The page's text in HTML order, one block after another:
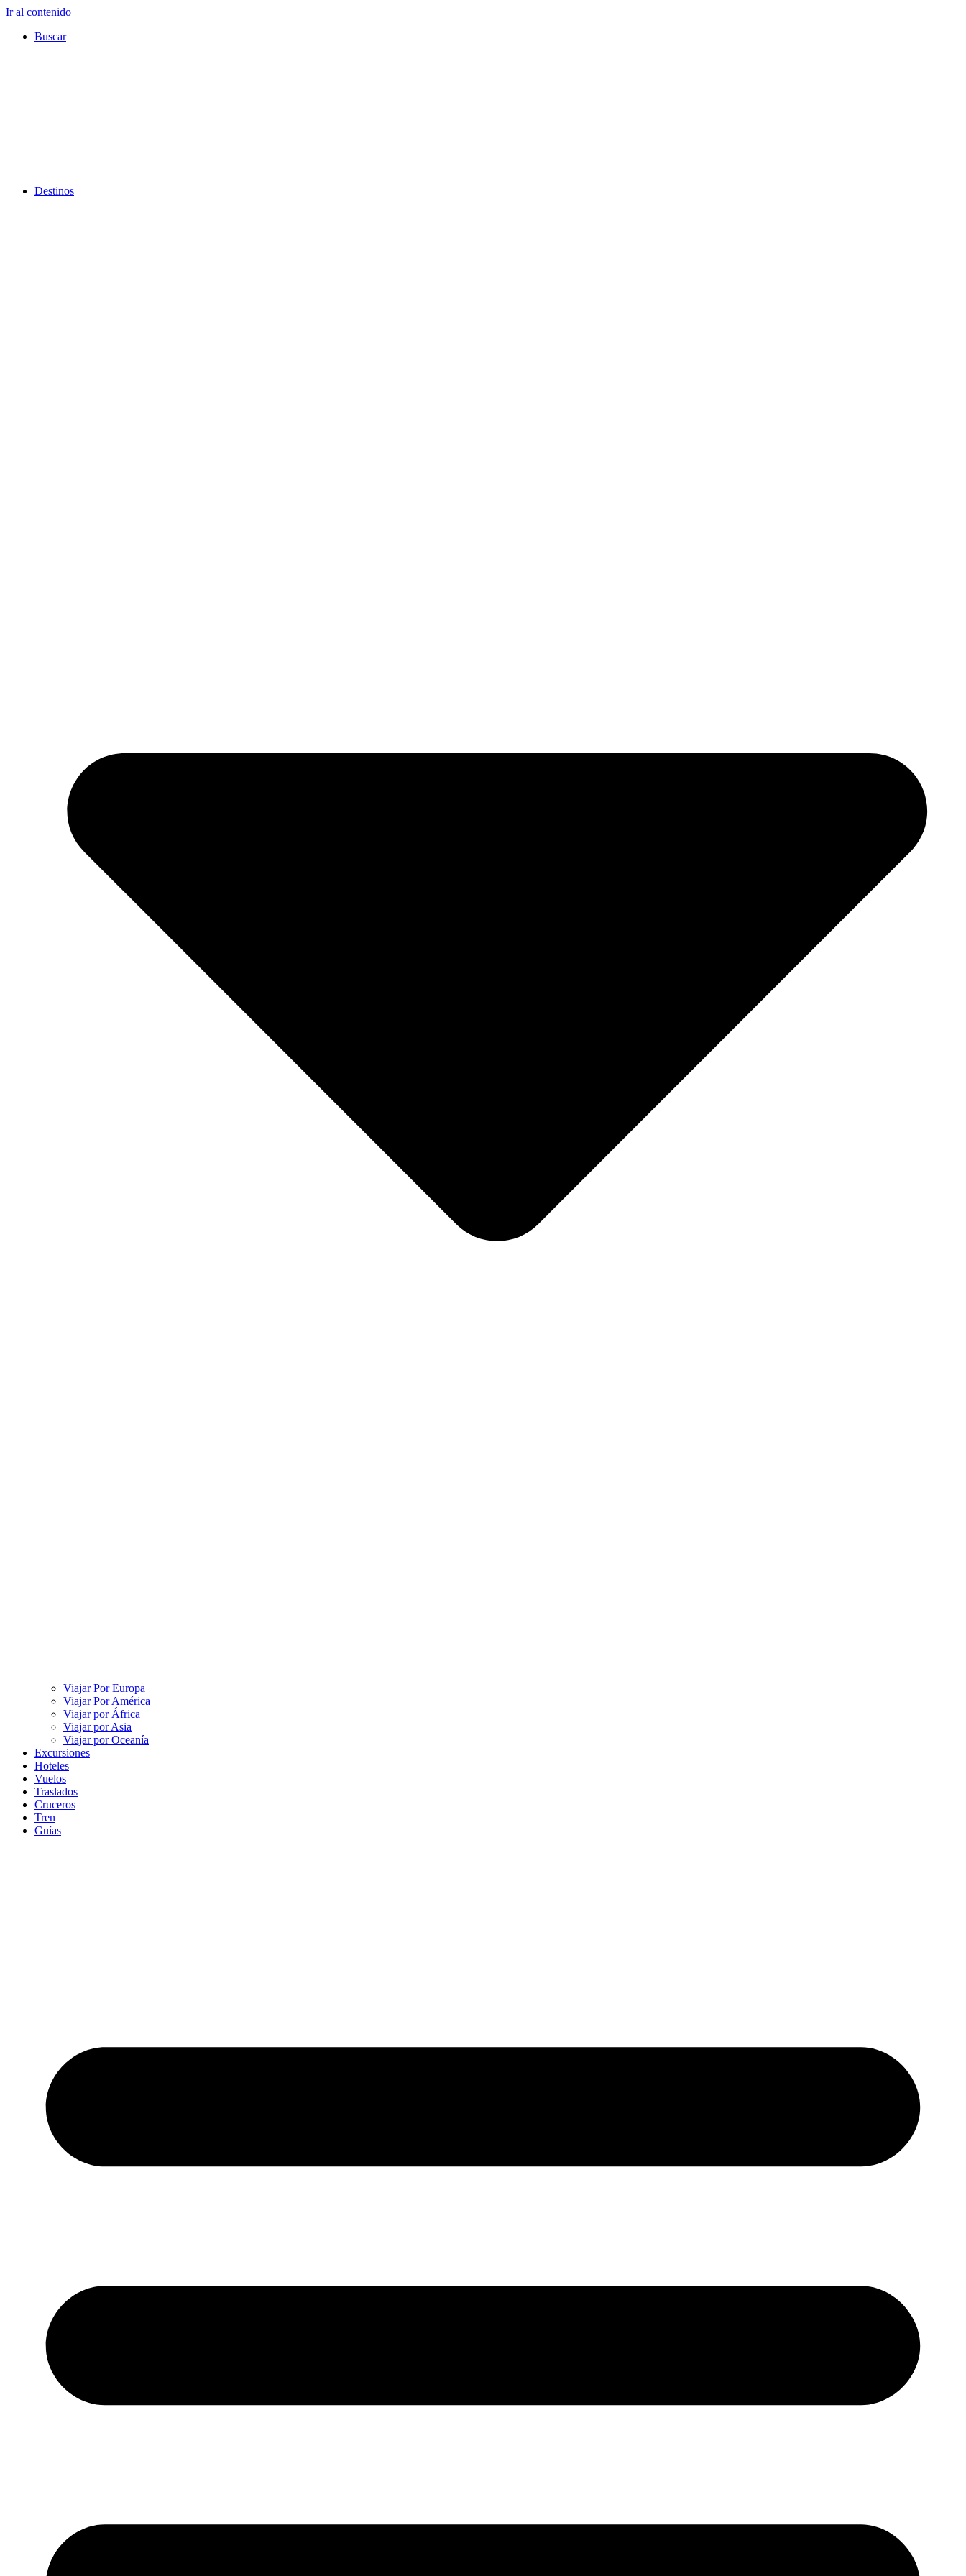
Ir al contenido
Buscar
Destinos
Viajar Por Europa
Viajar Por América
Viajar por África
Viajar por Asia
Viajar por Oceanía
Excursiones
Hoteles
Vuelos
Traslados
Cruceros
Tren
Guías